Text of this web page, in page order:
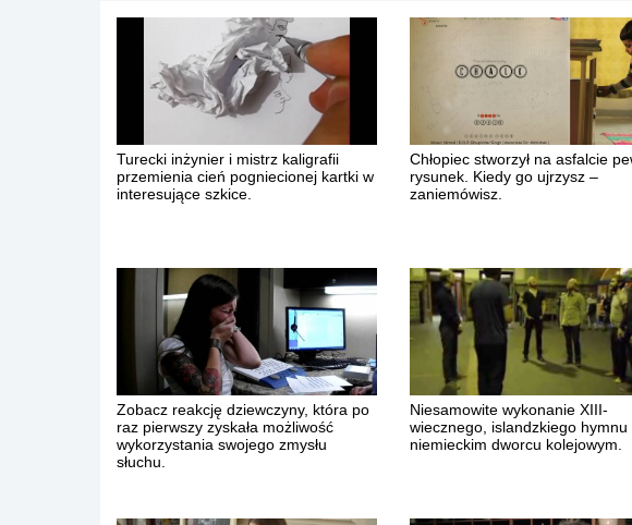
Turecki inżynier i mistrz kaligrafii
przemienia cień pogniecionej kartki w
interesujące szkice.
Chłopiec stworzył na asfalcie
rysunek. Kiedy go ujrzysz –
zaniemówisz.
Zobacz reakcję dziewczyny, która po
raz pierwszy zyskała możliwość
wykorzystania swojego zmysłu
słuchu.
Niesamowite wykonanie XIII-
wiecznego, islandzkiego hymnu
niemieckim dworcu kolejowym.